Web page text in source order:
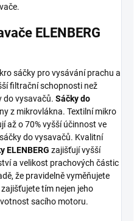
ELENBERG
sáčky pro vysávání prachu a
filtrační schopnosti než
do vysavačů. Sáčky do
z mikrovlákna. Textilní mikro
až o 70% vyšší účinnost ve
do vysavačů. Kvalitní
ELENBERG zajišťují vyšší
a velikost prachových částic
že pravidelně vyměňujete
tím nejen jeho
sacího motoru.